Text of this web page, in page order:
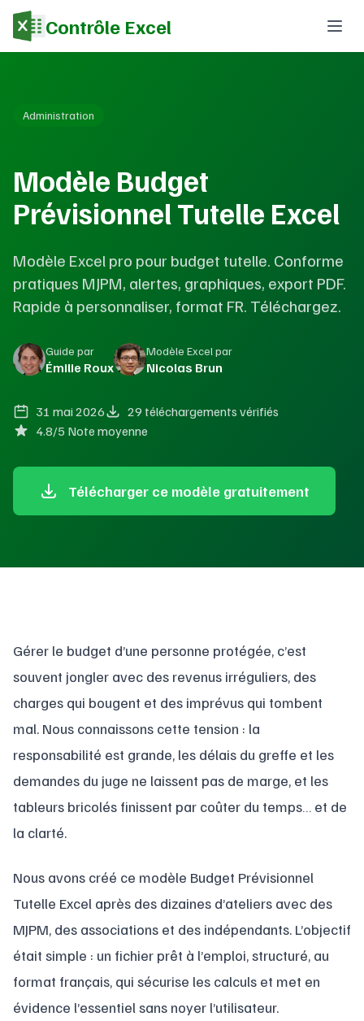
Contrôle Excel
Administration
Modèle Budget
Prévisionnel Tutelle Excel
Modèle Excel pro pour budget tutelle. Conforme
pratiques MJPM, alertes, graphiques, export PDF.
Rapide à personnaliser, format FR. Téléchargez.
Guide par
Émilie Roux
Modèle Excel par
Nicolas Brun
31 mai 2026
29 téléchargements vérifiés
4.8/5 Note moyenne
Télécharger ce modèle gratuitement
Gérer le budget d’une personne protégée, c’est
souvent jongler avec des revenus irréguliers, des
charges qui bougent et des imprévus qui tombent
mal. Nous connaissons cette tension : la
responsabilité est grande, les délais du greffe et les
demandes du juge ne laissent pas de marge, et les
tableurs bricolés finissent par coûter du temps… et de
la clarté.
Nous avons créé ce modèle Budget Prévisionnel
Tutelle Excel après des dizaines d’ateliers avec des
MJPM, des associations et des indépendants. L’objectif
était simple : un fichier prêt à l’emploi, structuré, au
format français, qui sécurise les calculs et met en
évidence l’essentiel sans noyer l’utilisateur.